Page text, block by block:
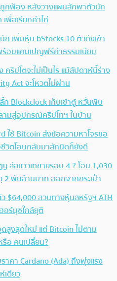
กฟ้อง หลังวางแผนลักพาตัวนัก
พื่อเรียกค่าไถ่
ก เพิ่มหุ้น bStocks 10 ตัวดังเข้า
อมแคมเปญฟรีค่าธรรมเนียม
ริปโตจะไม่เป็นไร แม้สัปดาห์นี้ร่าง
Act จะโหวตไม่ผ่าน
ก Blockclock เก็บเข้าตู้ หวั่นพิษ
ามสู่อุปกรณ์คริปโทฯ ในบ้าน
ใช้ Bitcoin ส่งข้อความหาโจรขอ
วิตโอนกลับมาสักนิดก็ยังดี
ส่อแววเทขายรอบ 4 ? โอน 1,030
2 พันล้านบาท ออกจากกระเป๋า
$64,000 สวนทางหุ้นสหรัฐฯ ATH
ร์มุซใกล้ยุติ
สูงสุดใหม่ แต่ Bitcoin ไม่ตาม
อ คนเปลี่ยน?
าคา Cardano (Ada) ถึงพุ่งแรง
เดียว